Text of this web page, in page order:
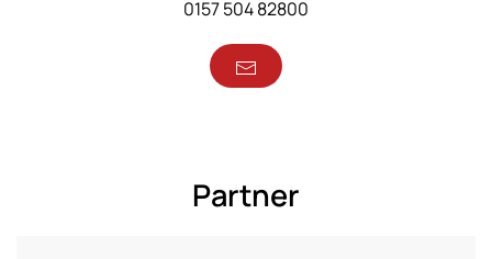
0157 504 82800
Partner